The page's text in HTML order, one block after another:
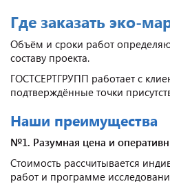
Где заказать эко-
Объём и сроки работ
составу проекта.
ГОСТСЕРТГРУПП работает с
подтверждённые точки
Наши преимущества
№1. Разумная цена и
Стоимость рассчитывается
работ и программе